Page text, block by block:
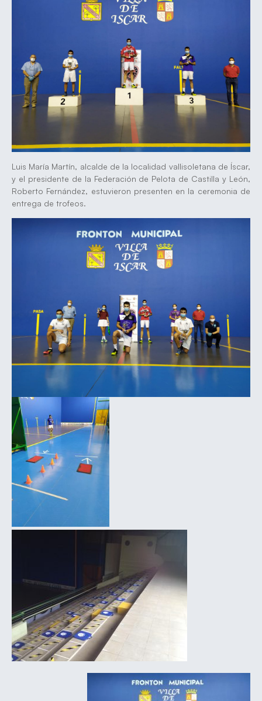
Luis María Martín, alcalde de la localidad vallisoletana de Íscar,
y el presidente de la Federación de Pelota de Castilla y León,
Roberto Fernández, estuvieron presenten en la ceremonia de
entrega de trofeos.